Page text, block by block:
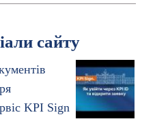
сайту
KPI Sign